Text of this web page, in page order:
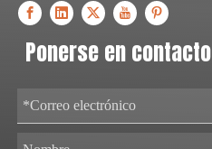
Ponerse en contacto